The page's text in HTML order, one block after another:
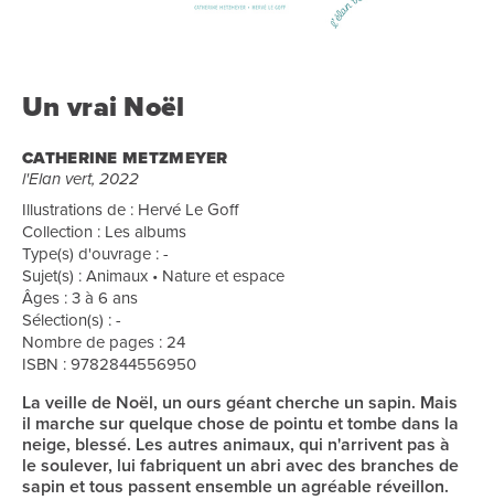
Un vrai Noël
CATHERINE METZMEYER
l'Elan vert, 2022
Illustrations de : Hervé Le Goff
Collection : Les albums
Type(s) d'ouvrage : -
Sujet(s) : Animaux • Nature et espace
Âges : 3 à 6 ans
Sélection(s) : -
Nombre de pages : 24
ISBN : 9782844556950
La veille de Noël, un ours géant cherche un sapin. Mais
il marche sur quelque chose de pointu et tombe dans la
neige, blessé. Les autres animaux, qui n'arrivent pas à
le soulever, lui fabriquent un abri avec des branches de
sapin et tous passent ensemble un agréable réveillon.